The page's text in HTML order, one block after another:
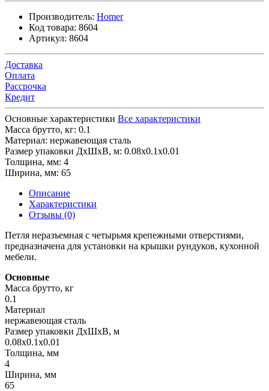
Производитель: Homer
Код товара: 8604
Артикул: 8604
Доставка
Оплата
Рассрочка
Кредит
Основные характеристики Все характеристики
Масса брутто, кг: 0.1
Материал: нержавеющая сталь
Размер упаковки ДхШхВ, м: 0.08x0.1x0.01
Толщина, мм: 4
Ширина, мм: 65
Описание
Характеристики
Отзывы (0)
Петля неразъемная с четырьмя крепежными отверстиями,
предназначена для установки на крышки рундуков, кухонной
мебели.
Основные
Масса брутто, кг
0.1
Материал
нержавеющая сталь
Размер упаковки ДхШхВ, м
0.08x0.1x0.01
Толщина, мм
4
Ширина, мм
65